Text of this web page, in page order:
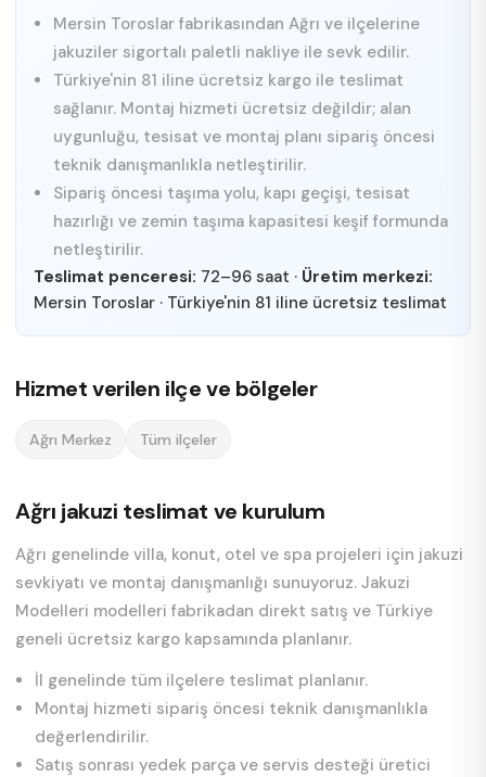
Mersin Toroslar fabrikasından Ağrı ve ilçelerine
jakuziler sigortalı paletli nakliye ile sevk edilir.
Türkiye'nin 81 iline ücretsiz kargo ile teslimat
sağlanır. Montaj hizmeti ücretsiz değildir; alan
uygunluğu, tesisat ve montaj planı sipariş öncesi
teknik danışmanlıkla netleştirilir.
Sipariş öncesi taşıma yolu, kapı geçişi, tesisat
hazırlığı ve zemin taşıma kapasitesi keşif formunda
netleştirilir.
Teslimat penceresi: 72–96 saat · Üretim merkezi:
Mersin Toroslar · Türkiye'nin 81 iline ücretsiz teslimat
Hizmet verilen ilçe ve bölgeler
Ağrı Merkez Tüm ilçeler
Ağrı jakuzi teslimat ve kurulum
Ağrı genelinde villa, konut, otel ve spa projeleri için jakuzi
sevkiyatı ve montaj danışmanlığı sunuyoruz. Jakuzi
Modelleri modelleri fabrikadan direkt satış ve Türkiye
geneli ücretsiz kargo kapsamında planlanır.
İl genelinde tüm ilçelere teslimat planlanır.
Montaj hizmeti sipariş öncesi teknik danışmanlıkla
değerlendirilir.
Satış sonrası yedek parça ve servis desteği üretici